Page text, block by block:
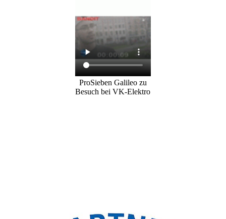
ProSieben Galileo zu
Besuch bei VK-Elektro